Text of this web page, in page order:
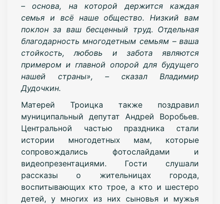
– основа, на которой держится каждая
семья и всё наше общество. Низкий вам
поклон за ваш бесценный труд. Отдельная
благодарность многодетным семьям – ваша
стойкость, любовь и забота являются
примером и главной опорой для будущего
нашей страны», – сказал Владимир
Дудочкин.
Матерей Троицка также поздравил
муниципальный депутат Андрей Воробьев.
Центральной частью праздника стали
истории многодетных мам, которые
сопровождались фотослайдами и
видеопрезентациями. Гости слушали
рассказы о жительницах города,
воспитывающих кто трое, а кто и шестеро
детей, у многих из них сыновья и мужья